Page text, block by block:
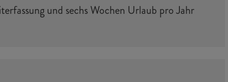
und sechs Wochen Urlaub pro Jahr